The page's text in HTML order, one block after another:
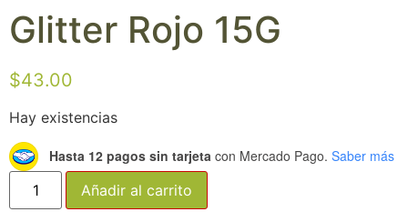
Glitter Rojo 15G
$43.00
Hay existencias
Hasta 12 pagos sin tarjeta con Mercado Pago. Saber más
Añadir al carrito